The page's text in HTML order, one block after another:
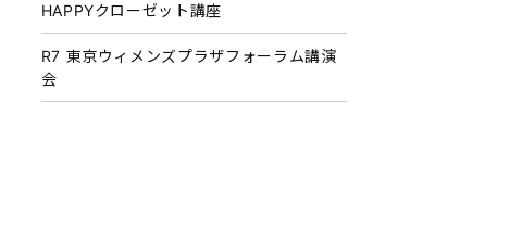
HAPPYクローゼット講座
R7 東京ウィメンズプラザフォーラム講演
会